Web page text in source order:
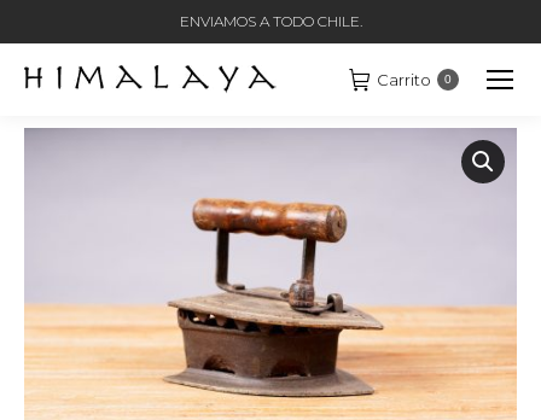
ENVIAMOS A TODO CHILE.
Carrito 0